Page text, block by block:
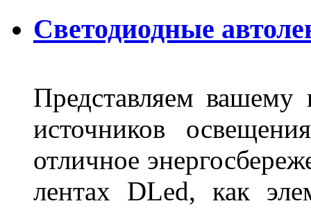
Светодиодные
Представляем
источников
отличное
лентах DLed, как